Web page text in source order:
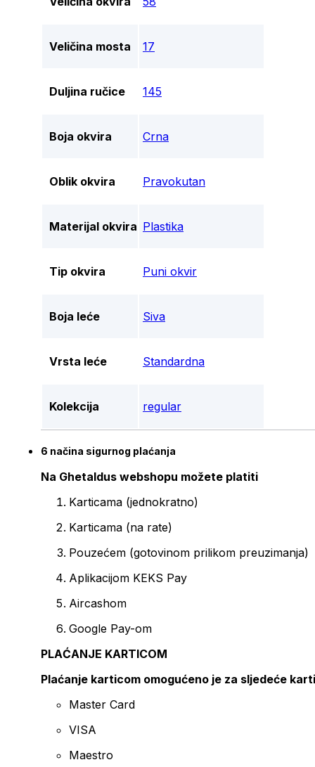
Veličina mosta 17
Duljina ručice 145
Boja okvira Crna
Oblik okvira Pravokutan
Materijal okvira Plastika
Tip okvira Puni okvir
Boja leće Siva
Vrsta leće Standardna
Kolekcija regular
6 načina sigurnog plaćanja
Na Ghetaldus webshopu možete platiti
Karticama (jednokratno)
Karticama (na rate)
Pouzećem (gotovinom prilikom preuzimanja)
Aplikacijom KEKS Pay
Aircashom
Google Pay-om
PLAĆANJE KARTICOM
Plaćanje karticom omogućeno je za sljedeće
Master Card
VISA
Maestro